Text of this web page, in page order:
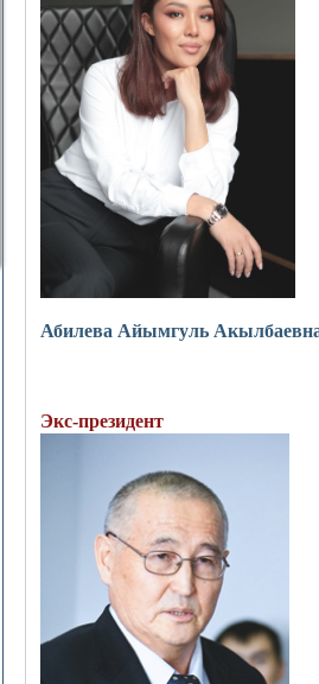
Абилева Айымгуль
Экс-президент